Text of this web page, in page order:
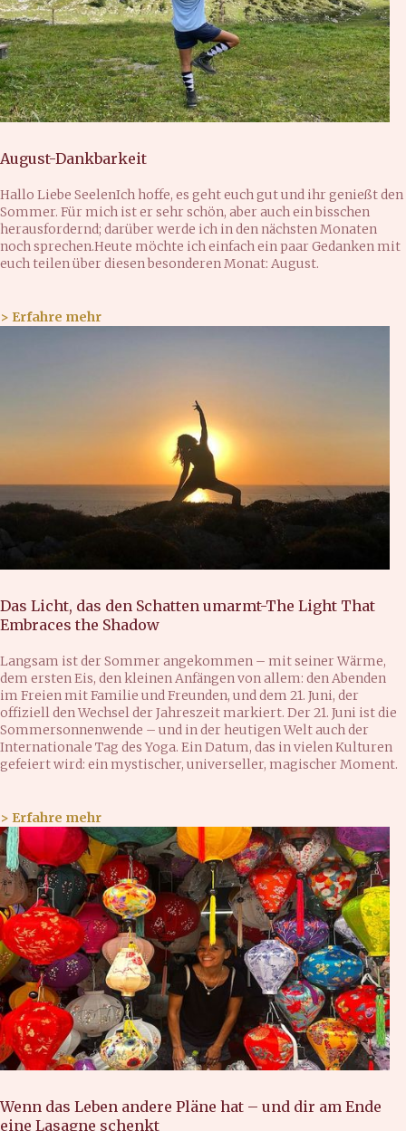
August-Dankbarkeit
Hallo Liebe SeelenIch hoffe, es geht euch gut und ihr genießt den
Sommer. Für mich ist er sehr schön, aber auch ein bisschen
herausfordernd; darüber werde ich in den nächsten Monaten
noch sprechen.Heute möchte ich einfach ein paar Gedanken mit
euch teilen über diesen besonderen Monat: August.
> Erfahre mehr
Das Licht, das den Schatten umarmt-The Light That
Embraces the Shadow
Langsam ist der Sommer angekommen – mit seiner Wärme,
dem ersten Eis, den kleinen Anfängen von allem: den Abenden
im Freien mit Familie und Freunden, und dem 21. Juni, der
offiziell den Wechsel der Jahreszeit markiert. Der 21. Juni ist die
Sommersonnenwende – und in der heutigen Welt auch der
Internationale Tag des Yoga. Ein Datum, das in vielen Kulturen
gefeiert wird: ein mystischer, universeller, magischer Moment.
> Erfahre mehr
Wenn das Leben andere Pläne hat – und dir am Ende
eine Lasagne schenkt